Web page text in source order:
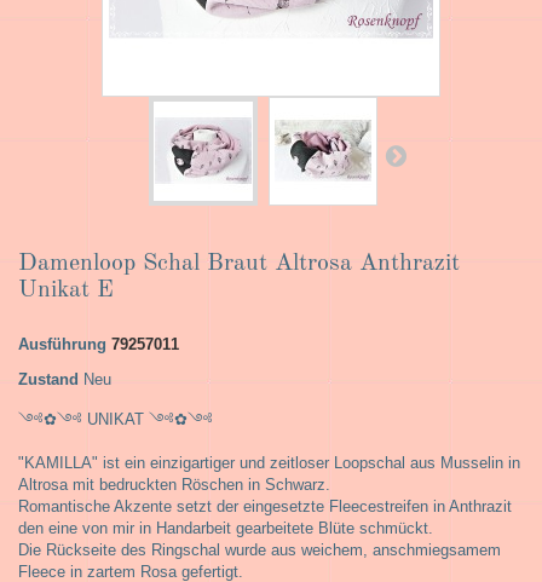
Damenloop Schal Braut Altrosa Anthrazit
Unikat E
Ausführung 79257011
Zustand Neu
༺✿༺ UNIKAT ༺✿༺
"KAMILLA" ist ein einzigartiger und zeitloser Loopschal aus Musselin in
Altrosa mit bedruckten Röschen in Schwarz.
Romantische Akzente setzt der eingesetzte Fleecestreifen in Anthrazit
den eine von mir in Handarbeit gearbeitete Blüte schmückt.
Die Rückseite des Ringschal wurde aus weichem, anschmiegsamem
Fleece in zartem Rosa gefertigt.